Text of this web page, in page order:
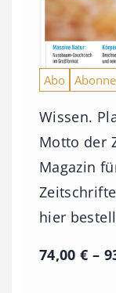
Abo
Wissen.
Motto der
Magazin
hier
74,00€ –